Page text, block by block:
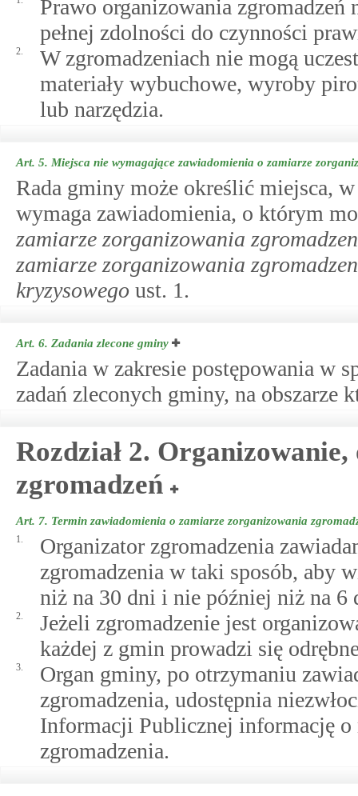
Prawo organizowania zgromadzeń
pełnej zdolności do czynności
2.
W zgromadzeniach nie mogą
materiały wybuchowe, wyroby
lub narzędzia.
Art. 5. Miejsca nie wymagające zawiadomienia o zamiarze
Rada gminy może określić miejsca,
wymaga zawiadomienia, o którym
zamiarze zorganizowania
zamiarze zorganizowania
kryzysowego ust. 1.
Art. 6. Zadania zlecone gminy
Zadania w zakresie postępowania w
zadań zleconych gminy, na obszarze
Rozdział 2.
zgromadzeń
Art. 7. Termin zawiadomienia o zamiarze zorganizowania
1.
Organizator zgromadzenia
zgromadzenia w taki sposób, aby
niż na 30 dni i nie później niż na 6
2.
Jeżeli zgromadzenie jest
każdej z gmin prowadzi się
3.
Organ gminy, po otrzymaniu
zgromadzenia, udostępnia
Informacji Publicznej informację
zgromadzenia.